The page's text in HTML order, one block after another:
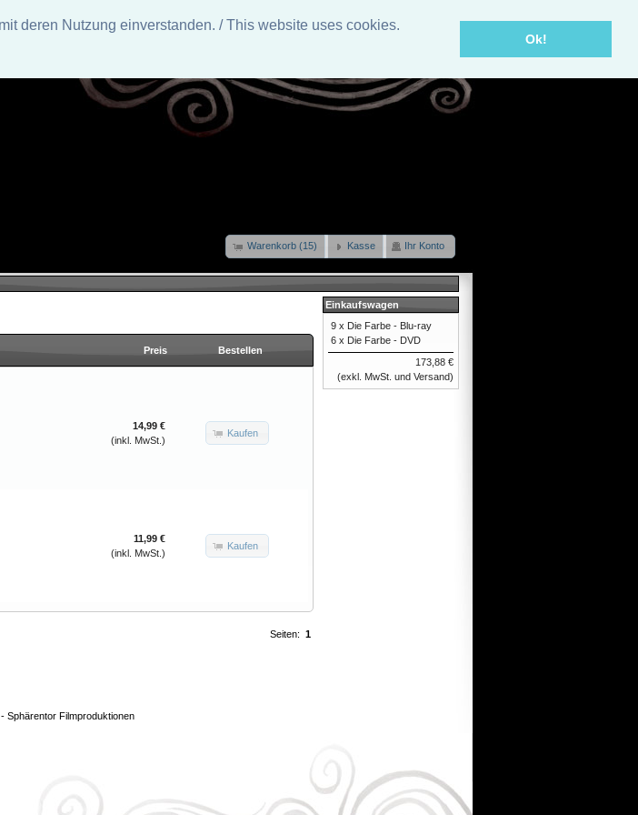
deren Nutzung einverstanden. / This website uses cookies.
Ok!
Warenkorb (15) Kasse Ihr Konto
Preis Bestellen
14,99 €
(inkl. MwSt.)
Kaufen
11,99 €
(inkl. MwSt.)
Kaufen
Seiten: 1
Einkaufswagen
9 x Die Farbe - Blu-ray
6 x Die Farbe - DVD
173,88 €
(exkl. MwSt. und Versand)
Sphärentor Filmproduktionen